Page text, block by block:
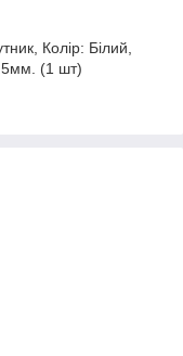
Колір: Білий,
(1 шт)